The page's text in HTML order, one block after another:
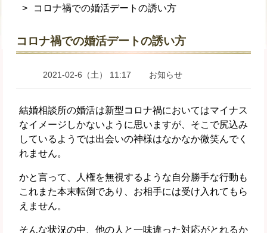
コロナ禍での婚活デートの誘い方
コロナ禍での婚活デートの誘い方
2021-02-6（土） 11:17 お知らせ
結婚相談所の婚活は新型コロナ禍においてはマイナス
なイメージしかないように思いますが、そこで尻込み
しているようでは出会いの神様はなかなか微笑んでく
れません。
かと言って、人権を無視するような自分勝手な行動も
これまた本末転倒であり、お相手には受け入れてもら
えません。
そんな状況の中、他の人と一味違った対応がとれるか